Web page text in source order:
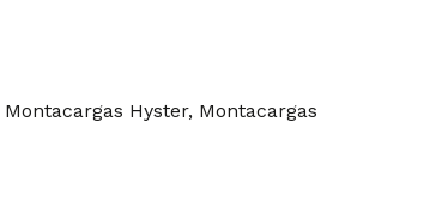
Montacargas Hyster, Montacargas